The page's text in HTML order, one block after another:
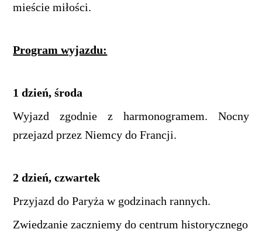
mieście miłości.
Program wyjazdu:
1 dzień, środa
Wyjazd zgodnie z harmonogramem. Nocny
przejazd przez Niemcy do Francji.
2 dzień, czwartek
Przyjazd do Paryża w godzinach rannych.
Zwiedzanie zaczniemy do centrum historycznego